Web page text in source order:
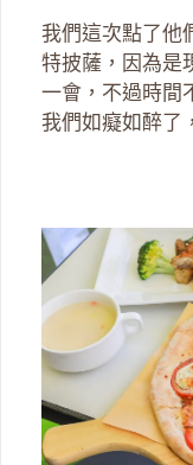
我們這次點了他
特披薩，因為是
一會，不過時間
我們如癡如醉了